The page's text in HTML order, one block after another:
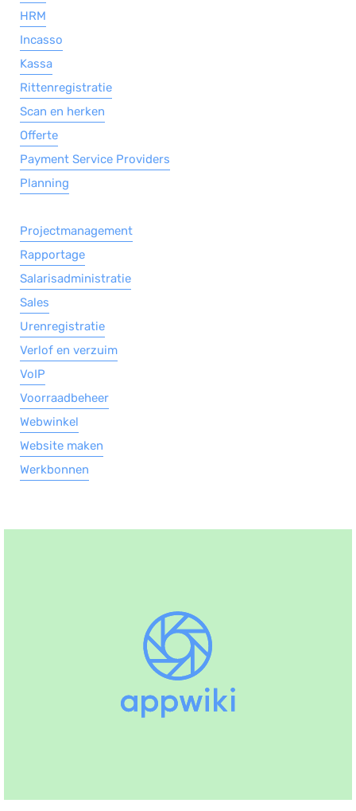
HRM
Incasso
Kassa
Rittenregistratie
Scan en herken
Offerte
Payment Service Providers
Planning
Projectmanagement
Rapportage
Salarisadministratie
Sales
Urenregistratie
Verlof en verzuim
VoIP
Voorraadbeheer
Webwinkel
Website maken
Werkbonnen